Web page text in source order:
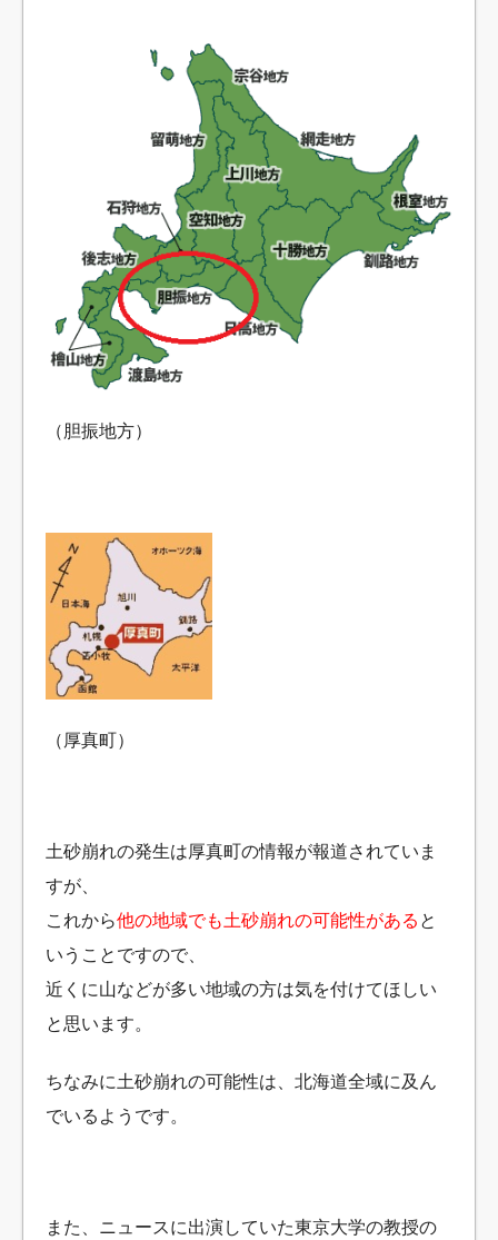
（胆振地方）
（厚真町）
土砂崩れの発生は厚真町の情報が報道されていま
すが、
これから他の地域でも土砂崩れの可能性がある と
いうことですので、
近くに山などが多い地域の方は気を付けてほしい
と思います。
ちなみに土砂崩れの可能性は、北海道全域に及ん
でいるようです。
また、ニュースに出演していた東京大学の教授の